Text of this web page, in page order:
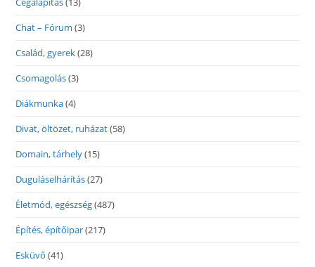
Chat – Fórum (3)
Család, gyerek(28)
Csomagolás(3)
Diákmunka(4)
Divat, öltözet, ruházat(58)
Domain, tárhely(15)
Duguláselhárítás(27)
Életmód, egészség(487)
Építés, építőipar(217)
Esküvő (41)